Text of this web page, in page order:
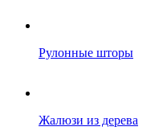
Рулонные шторы
Жалюзи из дерева